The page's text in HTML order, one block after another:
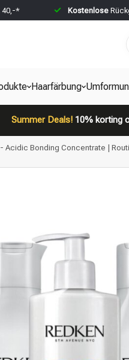
40,-* Kostenlose
Haarfärbung
Summer Deals!10% korting
Acidic Bonding Concentrate |